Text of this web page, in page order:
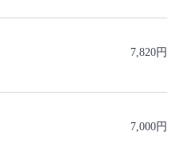
7,820円
7,000円